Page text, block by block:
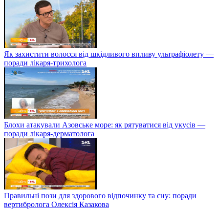
Як захистити волосся від шкідливого впливу ультрафіолету —
поради лікаря-трихолога
Блохи атакували Азовське море: як рятуватися від укусів —
поради лікаря-дерматолога
Правильні пози для здорового відпочинку та сну: поради
вертибролога Олексія Казакова